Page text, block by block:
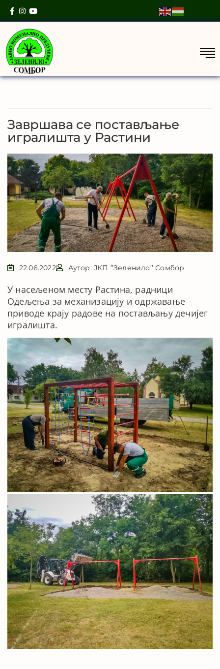
Завршава се постављање
игралишта у Растини
22.06.2022 Аутор: ЈКП ’’Зеленило’’ Сомбор
У насељеном месту Растина, радници
Одељења за механизацију и одржавање
приводе крају радове на постављању дечијег
игралишта.